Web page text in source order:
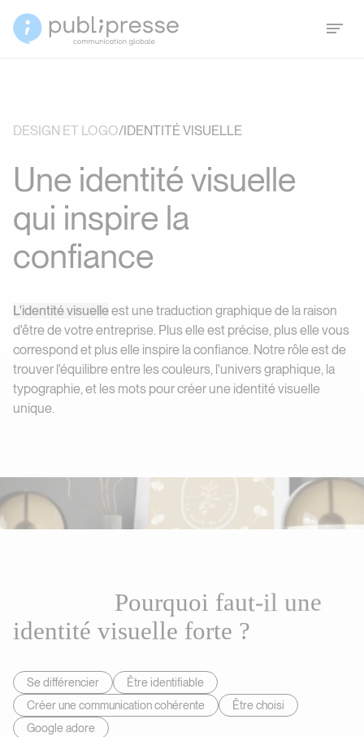
DESIGN ET LOGO/IDENTITÉ VISUELLE
Une identité visuelle
qui inspire la
confiance
L'identité visuelleest une traduction graphique de la raison
d'être de votre entreprise. Plus elle est précise, plus elle vous
correspond et plus elle inspire la confiance. Notre rôle est de
trouver l'équilibre entre les couleurs, l'univers graphique, la
typographie, et les mots pour créer une identité visuelle
unique.
Pourquoi faut-il une
identité visuelle forte ?
Se différencier
Être identifiable
Créer une communication cohérente
Être choisi
Google adore